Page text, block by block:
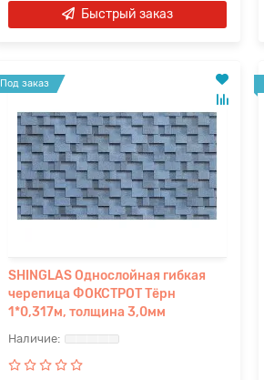
Быстрый заказ
Под заказ
SHINGLAS Однослойная гибкая
черепица ФОКСТРОТ Тёрн
1*0,317м, толщина 3,0мм